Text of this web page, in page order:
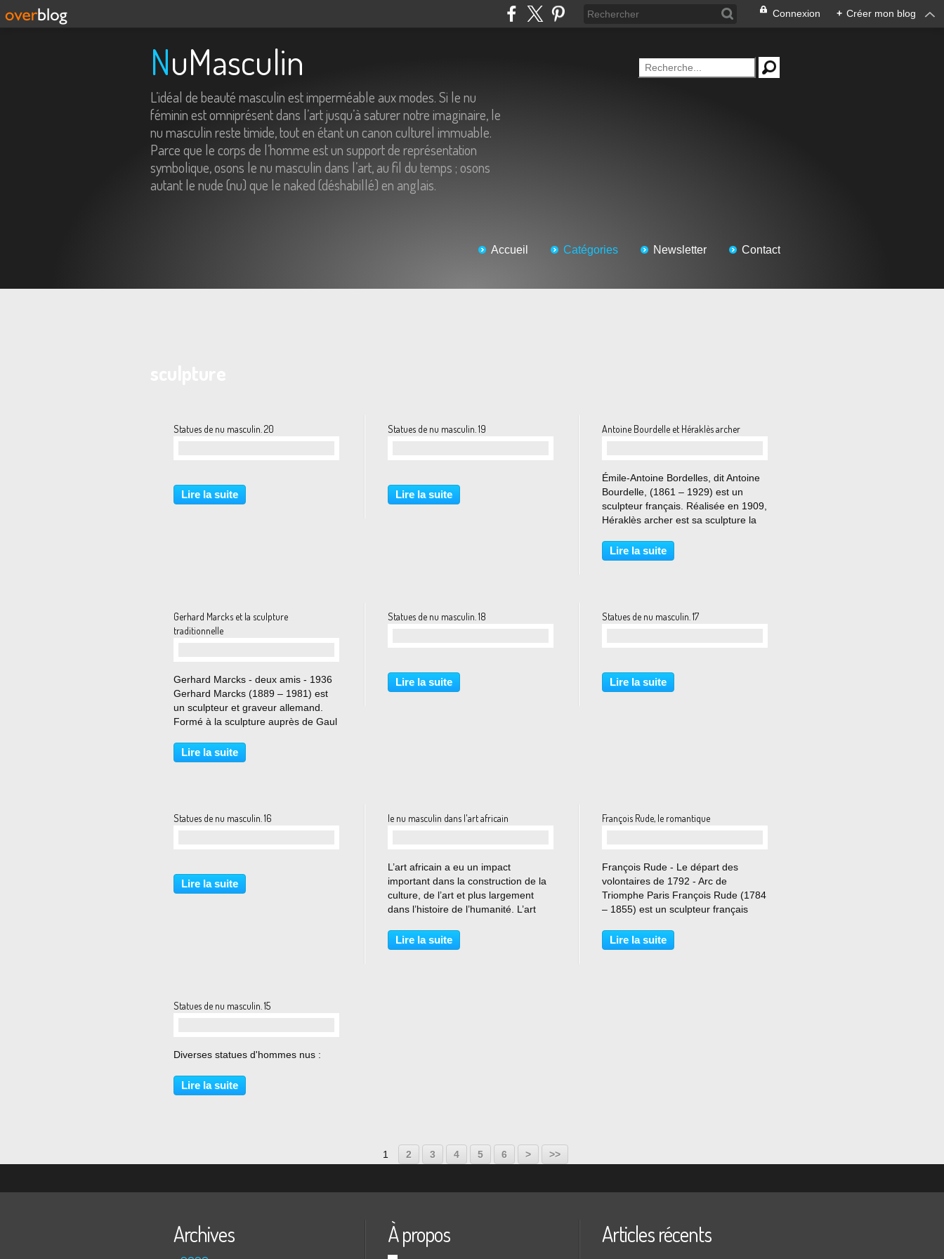
Connexion + Créer mon blog
NuMasculin
L’idéal de beauté masculin est imperméable aux modes. Si le nu
féminin est omniprésent dans l’art jusqu’à saturer notre imaginaire, le
nu masculin reste timide, tout en étant un canon culturel immuable.
Parce que le corps de l’homme est un support de représentation
symbolique, osons le nu masculin dans l’art, au fil du temps ; osons
autant le nude (nu) que le naked (déshabillé) en anglais.
Accueil Catégories Newsletter Contact
Statues de nu masculin. 20
Lire la suite
Statues de nu masculin. 19
Lire la suite
Antoine Bourdelle et Héraklès archer
Émile-Antoine Bordelles, dit Antoine
Bourdelle, (1861 – 1929) est un
sculpteur français. Réalisée en 1909,
Héraklès archer est sa sculpture la
douze travaux d'Héraclès, celui où il
doit abattre les oiseaux du lac...
Lire la suite
Gerhard Marcks et la sculpture
traditionnelle
Gerhard Marcks - deux amis - 1936
Gerhard Marcks (1889 – 1981) est
un sculpteur et graveur allemand.
Formé à la sculpture auprès de Gaul
professeur à l'école des arts
décoratifs de Berlin en 1918 et, de
Lire la suite
Statues de nu masculin. 18
Lire la suite
Statues de nu masculin. 17
Lire la suite
Statues de nu masculin. 16
Lire la suite
le nu masculin dans l'art africain
L’art africain a eu un impact
important dans la construction de la
culture, de l’art et plus largement
dans l’histoire de l’humanité. L’art
nomme l’art tribal, l’art primitif ou
encore l’art premier. Cela fait
Lire la suite
François Rude, le romantique
François Rude - Le départ des
volontaires de 1792 - Arc de
Triomphe Paris François Rude (1784
– 1855) est un sculpteur français
néoclassicisme et le romantisme,
dont il est un des maîtres. En 1833, il
Lire la suite
Statues de nu masculin. 15
Diverses statues d'hommes nus :
Lire la suite
1 2 3 4 5 6 > >>
Archives À propos Articles récents